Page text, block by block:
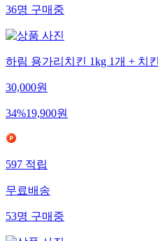
36명구매중
하림 용가리치킨 1kg 1개 + 치
30,000원
34%19,900원
597적립
무료배송
53명구매중